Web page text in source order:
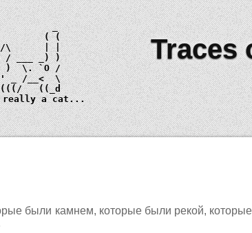
               _
              ( (
/\___/\      | |
/ ___ _) )
_(  Y  )  \. `O /
((_ `^-' _ /__<  \
`-' (((/   ((_d
a cat...
Traces
были камнем, которые были рекой,